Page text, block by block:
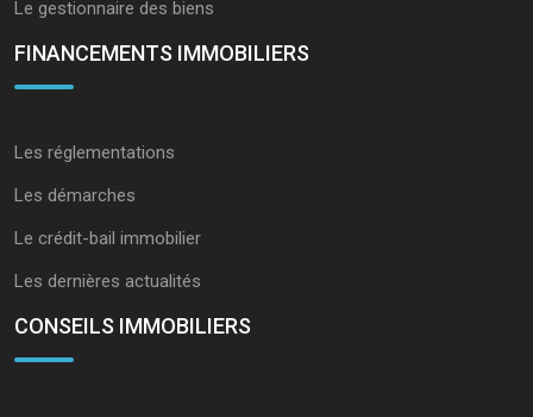
Le gestionnaire des biens
FINANCEMENTS IMMOBILIERS
Les réglementations
Les démarches
Le crédit-bail immobilier
Les dernières actualités
CONSEILS IMMOBILIERS